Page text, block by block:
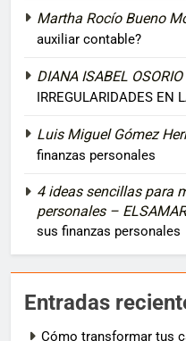
Martha Rocío Bueno
auxiliar contable?
DIANA ISABEL
IRREGULARIDADES EN
Luis Miguel Gómez
finanzas personales
4 ideas sencillas para
personales –
sus finanzas personales
Entradas
Cómo transformar tus